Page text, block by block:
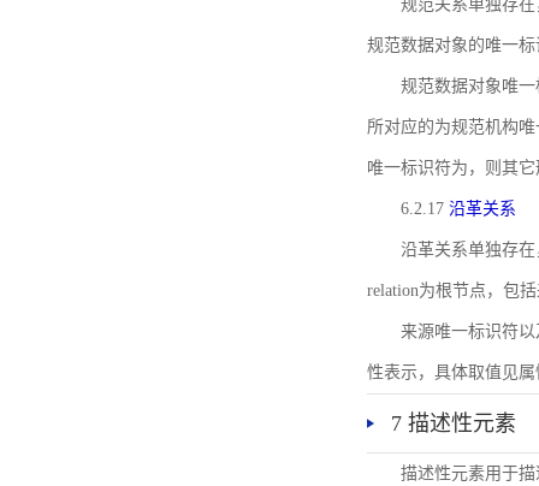
规范关系单独存
规范数据对象的唯一
规范数据对象唯一
所对应的为规范机构
唯一标识符为，则其
6.2.17 沿革关系
沿革关系单独存
relation为根节点，包
来源唯一标识符以
性表示，具体取值见属
7 描述性元素
描述性元素用于